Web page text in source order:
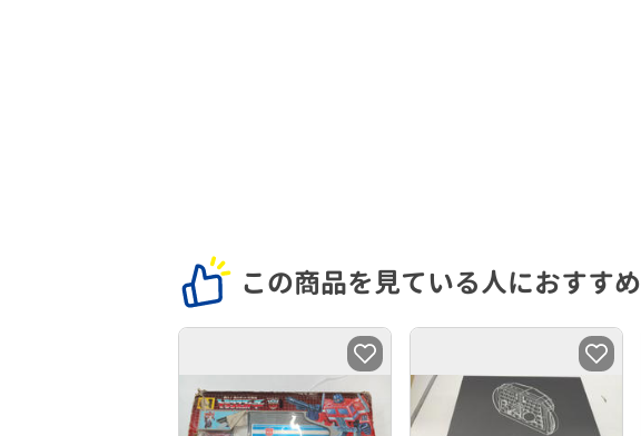
この商品を見ている人におすすめ